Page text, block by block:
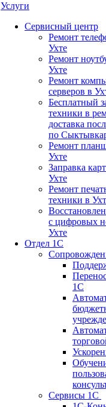
Услуги
Сервисный центр
Ремонт
Ухте
Ремонт
Ухте
Ремонт
серверов в
Бесплатный
техники в
доставка
по
Ремонт
Ухте
Заправка
Ухте
Ремонт
техники в
с цифровых
Ухте
Отдел 1С
1С
Сервисы 1С